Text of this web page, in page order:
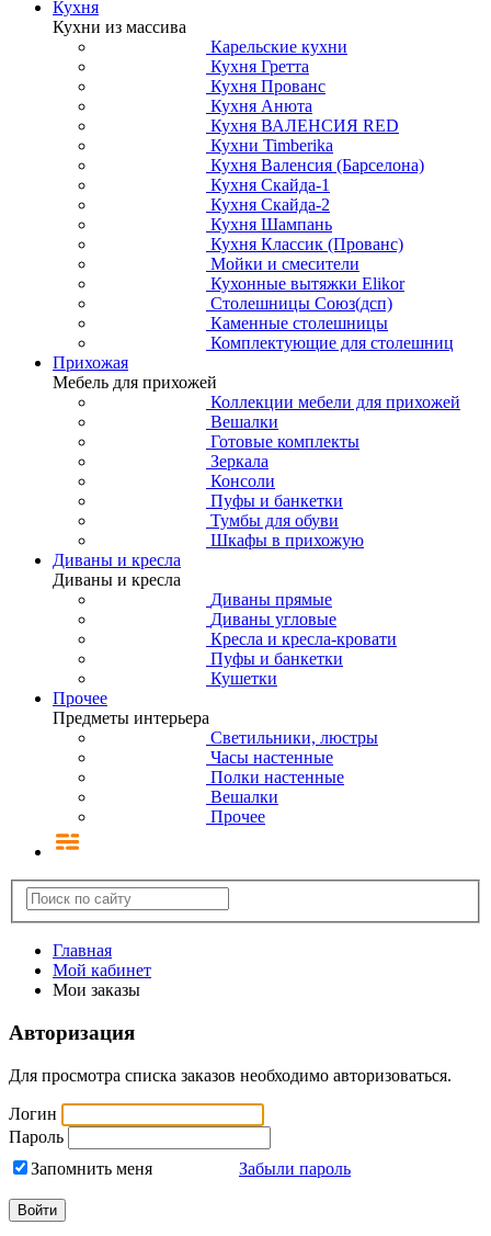
Кухня
Кухни из массива
Карельские кухни
Кухня Гретта
Кухня Прованс
Кухня Анюта
Кухня ВАЛЕНСИЯ RED
Кухни Timberika
Кухня Валенсия (Барселона)
Кухня Скайда-1
Кухня Скайда-2
Кухня Шампань
Кухня Классик (Прованс)
Мойки и смесители
Кухонные вытяжки Elikor
Столешницы Союз(дсп)
Каменные столешницы
Комплектующие для столешниц
Прихожая
Мебель для прихожей
Коллекции мебели для прихожей
Вешалки
Готовые комплекты
Зеркала
Консоли
Пуфы и банкетки
Тумбы для обуви
Шкафы в прихожую
Диваны и кресла
Диваны и кресла
Диваны прямые
Диваны угловые
Кресла и кресла-кровати
Пуфы и банкетки
Кушетки
Прочее
Предметы интерьера
Светильники, люстры
Часы настенные
Полки настенные
Вешалки
Прочее
Главная
Мой кабинет
Мои заказы
Авторизация
Для просмотра списка заказов необходимо авторизоваться.
Логин
Пароль
Запомнить меня
Забыли пароль